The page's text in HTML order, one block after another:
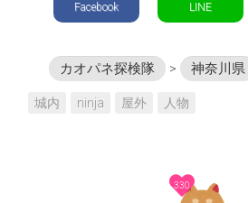
Facebook LINE
カオパネ探検隊 > 神奈川県
城内 ninja 屋外 人物
330